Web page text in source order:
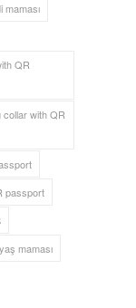
maması
QR
collar with QR
passport
maması